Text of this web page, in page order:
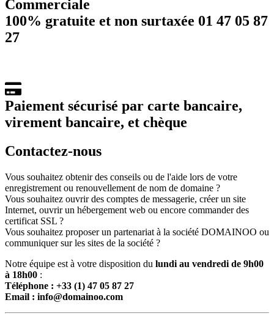
Commerciale
100% gratuite et non surtaxée 01 47 05 87
27
Paiement sécurisé par carte bancaire,
virement bancaire, et chèque
Contactez-nous
Vous souhaitez obtenir des conseils ou de l'aide lors de votre
enregistrement ou renouvellement de nom de domaine ?
Vous souhaitez ouvrir des comptes de messagerie, créer un site
Internet, ouvrir un hébergement web ou encore commander des
certificat SSL ?
Vous souhaitez proposer un partenariat à la société DOMAINOO ou
communiquer sur les sites de la société ?
Notre équipe est à votre disposition du lundi au vendredi de 9h00
à 18h00 :
Téléphone : +33 (1) 47 05 87 27
Email : info@domainoo.com